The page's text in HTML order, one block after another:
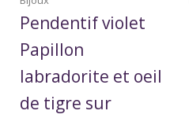
Pendentif violet
Papillon
labradorite et oeil
de tigre sur